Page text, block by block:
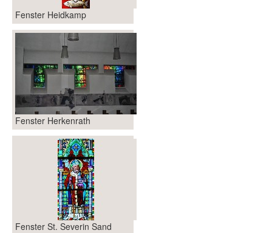
Fenster Heidkamp
Fenster Herkenrath
Fenster St. Severin Sand